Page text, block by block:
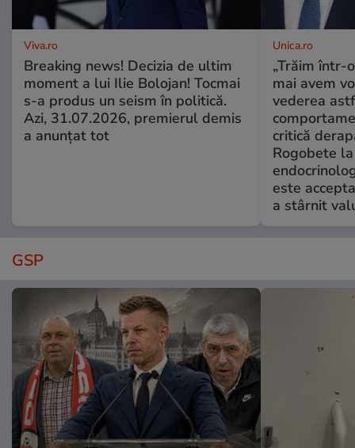
Viva.ro
Breaking news! Decizia de ultim
moment a lui Ilie Bolojan! Tocmai
s-a produs un seism în politică.
Azi, 31.07.2026, premierul demis
a anunțat tot
Unica.ro
„Trăim într-
mai avem
vederea
critică
Rogobete
este
a stârnit
GSP